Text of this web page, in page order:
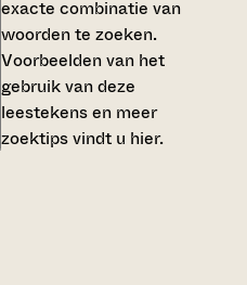
exacte combinatie van
woorden te zoeken.
Voorbeelden van het
gebruik van deze
leestekens en meer
zoektips vindt u hier.